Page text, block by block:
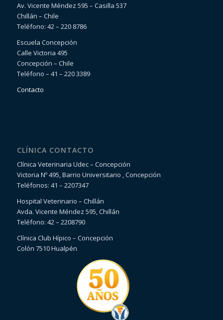
Av. Vicente Méndez 595 – Casilla 537
Chillán – Chile
Teléfono: 42 – 220 8786
Escuela Concepción
Calle Victoria 495
Concepción – Chile
Teléfono – 41 – 220 3389
Contacto
CLÍNICA CONTACTO
Clínica Veterinaria Udec – Concepción
Victoria Nº 495, Barrio Universitario , Concepción
Teléfonos: 41 – 2207347
Hospital Veterinario – Chillán
Avda. Vicente Méndez 595, Chillán
Teléfono: 42 – 2208790
Clínica Club Hípico – Concepción
Colón 7510 Hualpén